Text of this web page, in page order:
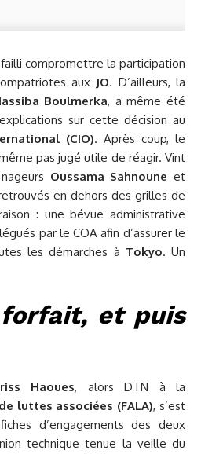
compromettre la participation
aux JO. D’ailleurs, la
Boulmerka, a même été
sur cette décision au
(CIO). Après coup, le
pas jugé utile de réagir. Vint
Oussama Sahnoune et
en dehors des grilles de
: une bévue administrative
par le COA afin d’assurer le
les démarches à Tokyo. Un
et puis
Haoues, alors DTN à la
luttes associées (FALA), s’est
d’engagements des deux
technique tenue la veille du